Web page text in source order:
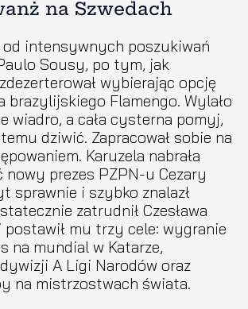
na Szwedach
od intensywnych poszukiwań
Sousy, po tym, jak
wybierając opcję
brazylijskiego Flamengo. Wylało
wiadro, a cała cysterna pomyj,
dziwić. Zapracował sobie na
Karuzela nabrała
nowy prezes PZPN-u Cezary
sprawnie i szybko znalazł
zatrudnił Czesława
postawił mu trzy cele: wygranie
na mundial w Katarze,
A Ligi Narodów oraz
na mistrzostwach świata.